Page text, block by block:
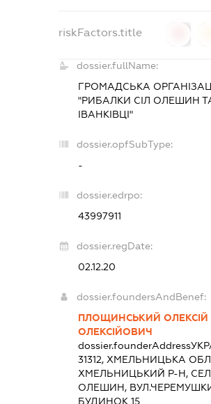
riskFactors.title
dossier.fullName:
ГРОМАДСЬКА
"РИБАЛКИ СІЛ ОЛЕШИН
ІВАНКІВЦІ"
dossier.opfSubType:
-
dossier.edrpo:
43997911
dossier.regDate:
02.12.20
dossier.foundersAndBenef:
ПЛОЩИНСЬКИЙ ОЛЕКСІЙ
ОЛЕКСІЙОВИЧ
dossier.founderAddress
31312, ХМЕЛЬНИЦЬКА
ХМЕЛЬНИЦЬКИЙ Р-Н,
ОЛЕШИН,
БУДИНОК 15